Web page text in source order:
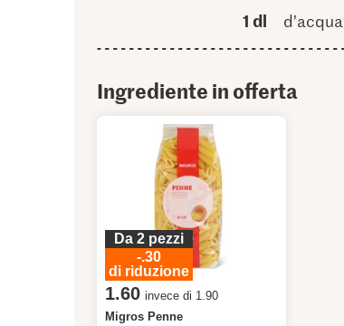
1 dl d’acqua
Ingrediente in offerta
Da 2 pezzi
-.30
di riduzione
1.60 invece di 1.90
Migros Penne